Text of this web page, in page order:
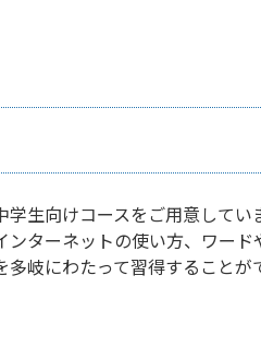
生向けコースをご用意してい
ターネットの使い方、ワー
岐にわたって習得することが